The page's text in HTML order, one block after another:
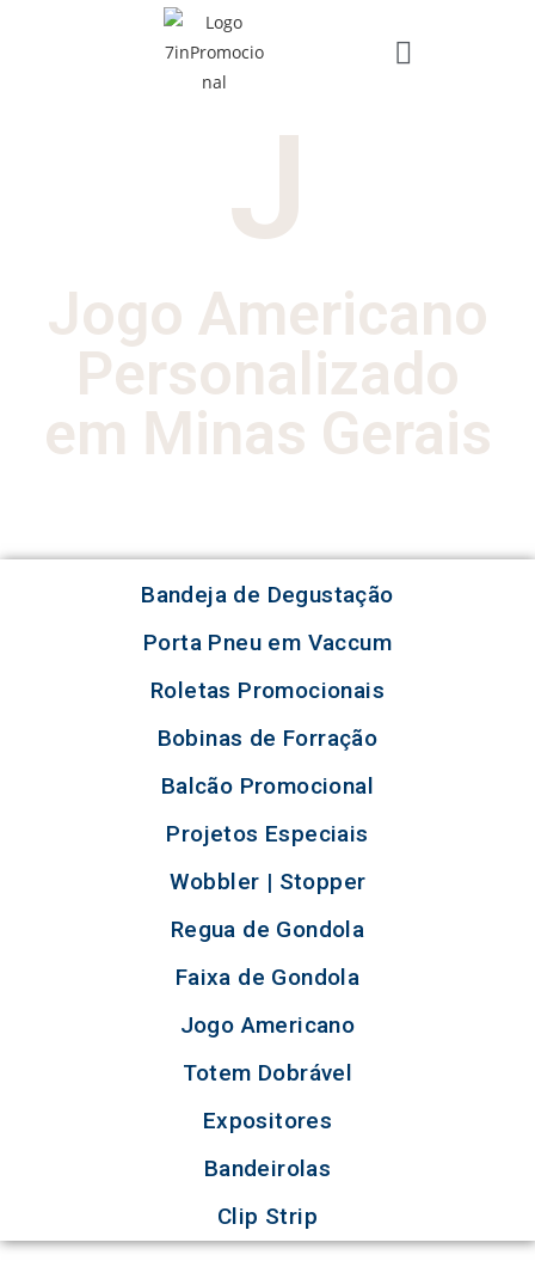
J
Jogo Americano
Personalizado
em Minas Gerais
Bandeja de Degustação
Porta Pneu em Vaccum
Roletas Promocionais
Bobinas de Forração
Balcão Promocional
Projetos Especiais
Wobbler | Stopper
Regua de Gondola
Faixa de Gondola
Jogo Americano
Totem Dobrável
Expositores
Bandeirolas
Clip Strip